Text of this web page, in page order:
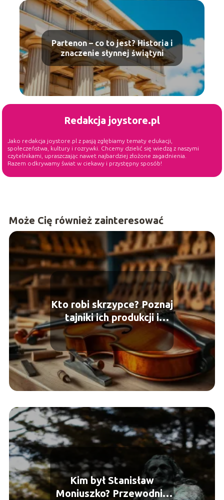
Partenon – co to jest? Historia i
znaczenie słynnej świątyni
Redakcja joystore.pl
Jako redakcja joystore.pl z pasją zgłębiamy tematy edukacji,
społeczeństwa, kultury i rozrywki. Chcemy dzielić się wiedzą z naszymi
czytelnikami, upraszczając nawet najbardziej złożone zagadnienia.
Razem odkrywamy świat w ciekawy i przystępny sposób!
Może Cię również zainteresować
Kto robi skrzypce? Poznaj
tajniki ich produkcji i
historii
Kim był Stanisław
Moniuszko? Przewodnik